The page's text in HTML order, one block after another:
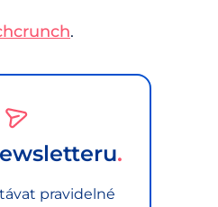
.
pravidelné